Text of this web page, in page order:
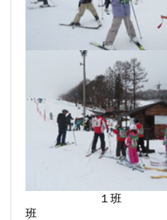
１
班 3